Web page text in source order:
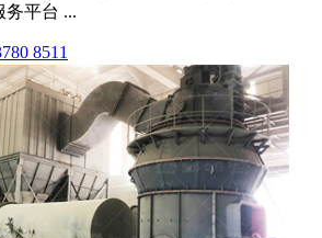
务平台 ...
8511